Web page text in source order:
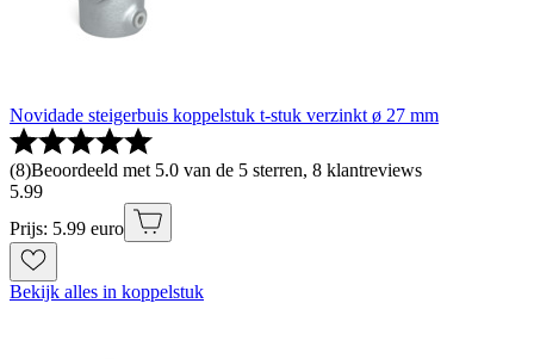
Novidade steigerbuis koppelstuk t-stuk verzinkt ø 27 mm
(8)Beoordeeld met 5.0 van de 5 sterren, 8 klantreviews
5.99
Prijs: 5.99 euro
Bekijk alles in koppelstuk